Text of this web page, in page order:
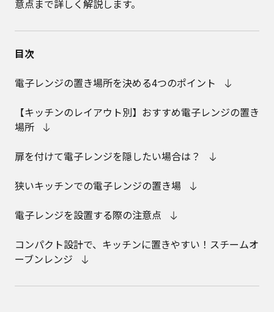
意点まで詳しく解説します。
目次
電子レンジの置き場所を決める4つのポイント
【キッチンのレイアウト別】おすすめ電子レンジの置き
場所
扉を付けて電子レンジを隠したい場合は？
狭いキッチンでの電子レンジの置き場
電子レンジを設置する際の注意点
コンパクト設計で、キッチンに置きやすい！スチームオ
ーブンレンジ